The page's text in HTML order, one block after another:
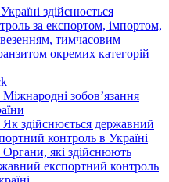
здійснюється
за експортом, імпортом,
тимчасовим
окремих категорій
Міжнародні зобов’язання
Як здійснюється державний
контроль в Україні
Органи, які здійснюють
експортний контроль